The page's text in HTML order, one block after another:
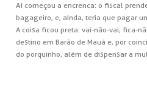
Aí começou a encrenca: o fiscal
bagageiro, e, ainda, teria que pagar
A coisa ficou preta: vai-não-vai, fica-
destino em Barão de Mauá e, por
do porquinho, além de dispensar a